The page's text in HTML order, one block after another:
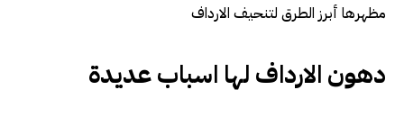
مظهرها أبرز الطرق لتنحيف الارداف
دهون الارداف لها اسباب عديدة